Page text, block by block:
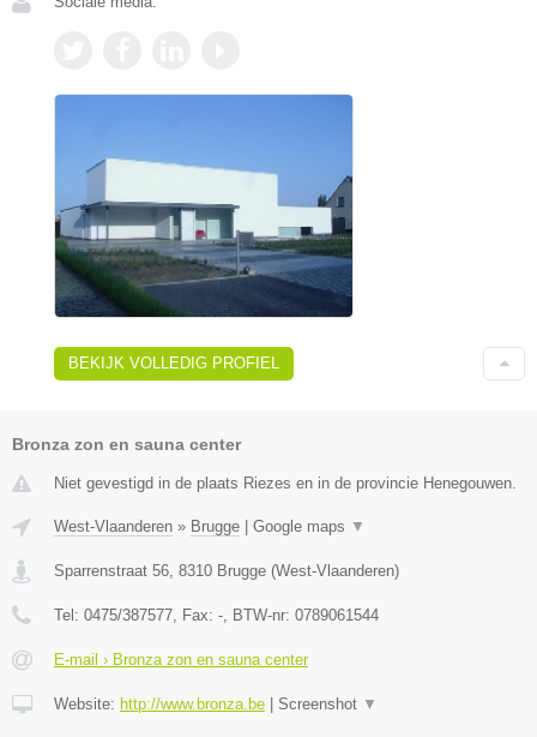
BEKIJK VOLLEDIG PROFIEL
Bronza zon en sauna center
Niet gevestigd in de plaats Riezes en in de provincie Henegouwen.
West-Vlaanderen » Brugge Google maps ▼
Sparrenstraat 56, 8310 Brugge (West-Vlaanderen)
Tel: 0475/387577, Fax: -, BTW-nr: 0789061544
E-mail › Bronza zon en sauna center
Website: http://www.bronza.be Screenshot ▼